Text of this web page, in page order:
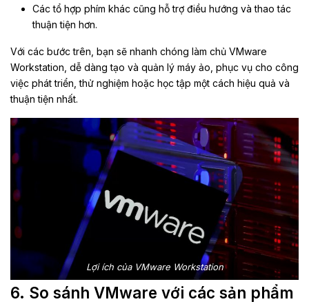
Các tổ hợp phím khác cũng hỗ trợ điều hướng và thao tác
thuận tiện hơn.
Với các bước trên, bạn sẽ nhanh chóng làm chủ VMware
Workstation, dễ dàng tạo và quản lý máy ảo, phục vụ cho công
việc phát triển, thử nghiệm hoặc học tập một cách hiệu quả và
thuận tiện nhất.
Lợi ích của VMware Workstation
6. So sánh VMware với các sản phẩm